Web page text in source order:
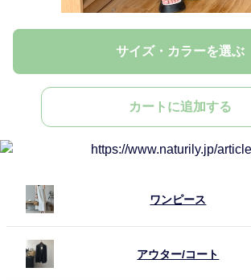
サイズ・カラーを選ぶ
カートに追加する
ワンピース
アウター/コート